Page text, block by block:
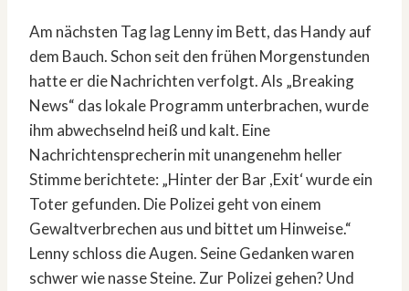
Am nächsten Tag lag Lenny im Bett, das Handy auf
dem Bauch. Schon seit den frühen Morgenstunden
hatte er die Nachrichten verfolgt. Als „Breaking
News“ das lokale Programm unterbrachen, wurde
ihm abwechselnd heiß und kalt. Eine
Nachrichtensprecherin mit unangenehm heller
Stimme berichtete: „Hinter der Bar ,Exit‘ wurde ein
Toter gefunden. Die Polizei geht von einem
Gewaltverbrechen aus und bittet um Hinweise.“
Lenny schloss die Augen. Seine Gedanken waren
schwer wie nasse Steine. Zur Polizei gehen? Und